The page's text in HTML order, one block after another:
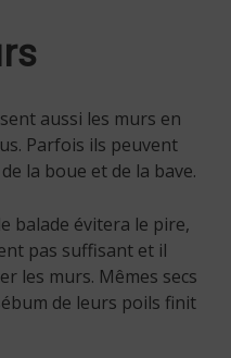
aussi les murs en
Parfois ils peuvent
la boue et de la bave.
balade évitera le pire,
pas suffisant et il
les murs. Mêmes secs
de leurs poils finit